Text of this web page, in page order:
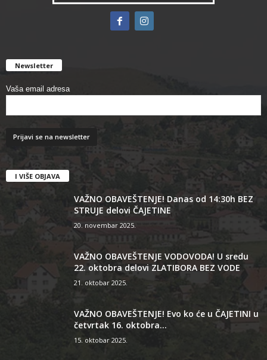
Newsletter
Vaša email adresa
I VIŠE OBJAVA
VAŽNO OBAVEŠTENJE! Danas od 14:30h BEZ
STRUJE delovi ČAJETINE
20. novembar 2025.
VAŽNO OBAVEŠTENJE VODOVODA! U sredu
22. oktobra delovi ZLATIBORA BEZ VODE
21. oktobar 2025.
VAŽNO OBAVEŠTENJE! Evo ko će u ČAJETINI u
četvrtak 16. oktobra...
15. oktobar 2025.